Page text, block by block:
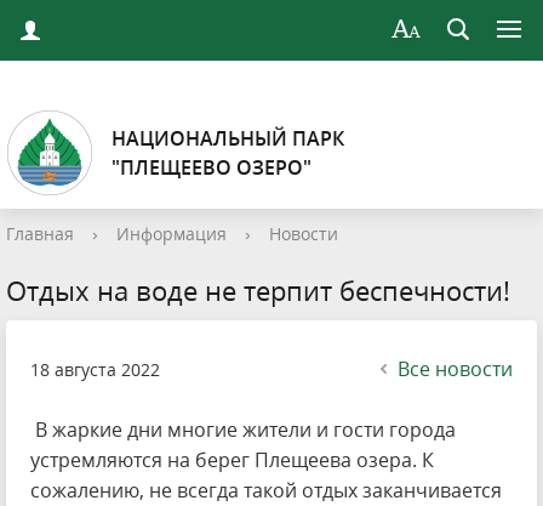
НАЦИОНАЛЬНЫЙ ПАРК
"ПЛЕЩЕЕВО ОЗЕРО"
Главная › Информация › Новости
Отдых на воде не терпит беспечности!
18 августа 2022 Все новости
В жаркие дни многие жители и гости города
устремляются на берег Плещеева озера. К
сожалению, не всегда такой отдых заканчивается